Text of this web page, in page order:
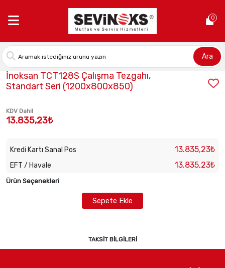
0
Ara
Stok Kodu:INO-TCT128S
İnoksan TCT128S Çalışma Tezgahı,
Standart Seri (1200x800x850)
KDV Dahil
13.835,23₺
Kredi Kartı Sanal Pos 13.835,23₺
EFT / Havale 13.835,23₺
Ürün Seçenekleri
Sepete Ekle
TAKSIT BILGILERI